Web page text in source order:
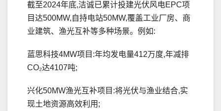
截至2024年底,洁诚已累计投建光伏风电EPC项
目达500MW,自持电站50MW,覆盖工业厂房、商
业建筑、渔光互补等多种场景。例如:
蓝思科技4MW项目:年均发电量412万度,年减排
CO₂达4107吨;
兴化50MW渔光互补项目:将光伏与渔业结合,实
现土地资源高效利用;